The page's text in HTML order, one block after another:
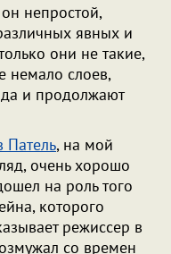
непростой,
явных и
они не такие,
немало слоев,
и продолжают
Патель, на мой
очень хорошо
на роль того
которого
режиссер в
со времен